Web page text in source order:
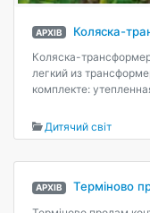
АРХІВ Коляска-
Коляска-
легкий из
комплекте:
Дитячий світ
АРХІВ Терміново